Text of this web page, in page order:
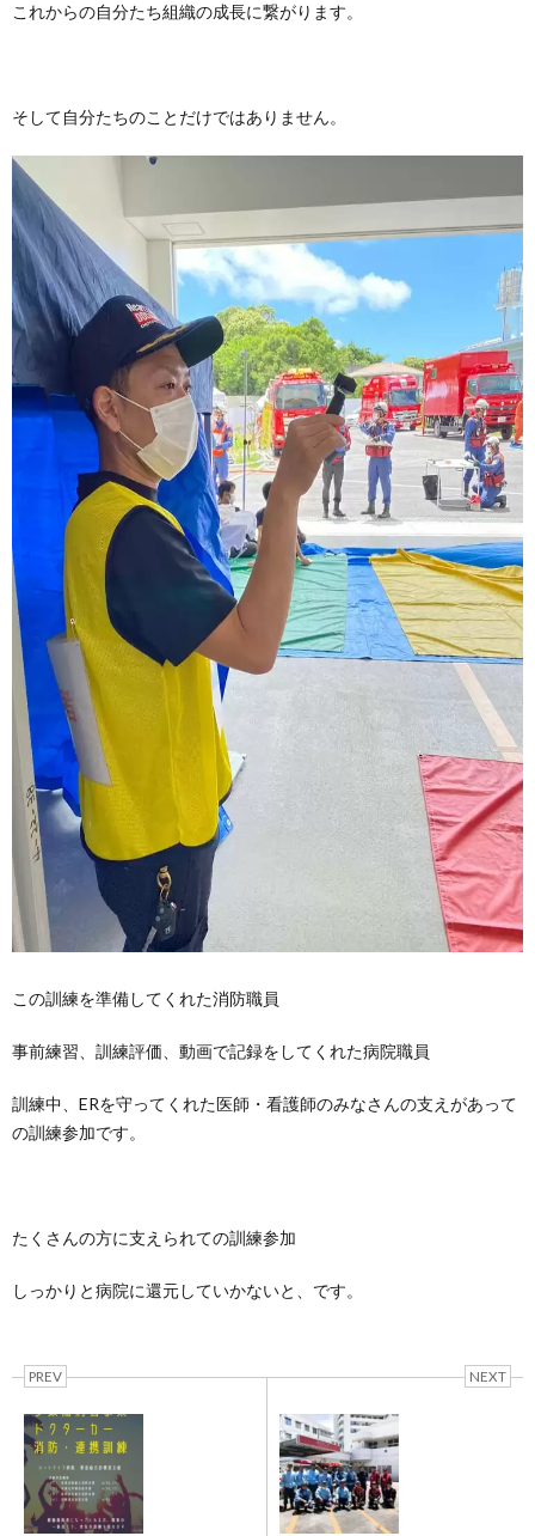
これからの自分たち組織の成長に繋がります。
そして自分たちのことだけではありません。
この訓練を準備してくれた消防職員
事前練習、訓練評価、動画で記録をしてくれた病院職員
訓練中、ERを守ってくれた医師・看護師のみなさんの支えがあって
の訓練参加です。
たくさんの方に支えられての訓練参加
しっかりと病院に還元していかないと、です。
PREV NEXT